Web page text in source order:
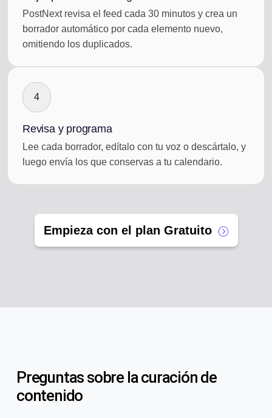
PostNext revisa el feed cada 30 minutos y crea un
borrador automático por cada elemento nuevo,
omitiendo los duplicados.
4
Revisa y programa
Lee cada borrador, edítalo con tu voz o descártalo, y
luego envía los que conservas a tu calendario.
Empieza con el plan Gratuito
Preguntas sobre la curación de
contenido